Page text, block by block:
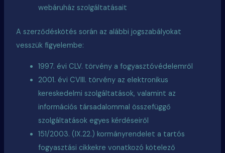
webáruház szolgáltatásait
A szerződéskötés során az alábbi jogszabályokat
vesszük figyelembe:
1997. évi CLV. törvény a fogyasztóvédelemről
2001. évi CVIII. törvény az elektronikus
kereskedelmi szolgáltatások, valamint az
információs társadalommal összefüggő
szolgáltatások egyes kérdéseiről
151/2003. (IX.22.) kormányrendelet a tartós
fogyasztási cikkekre vonatkozó kötelező